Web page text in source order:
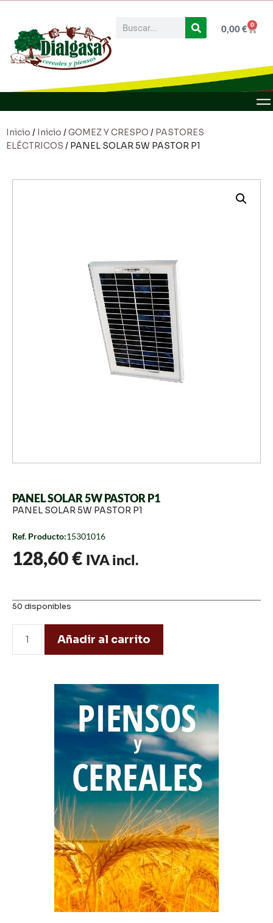
0,00€ 0
Inicio / Inicio /GOMEZ Y CRESPO / PASTORES
ELÉCTRICOS / PANEL SOLAR 5W PASTOR P1
PANEL SOLAR 5W PASTOR P1
PANEL SOLAR 5W PASTOR P1
Ref. Producto:15301016
128,60€ IVA incl.
50 disponibles
Añadir al carrito